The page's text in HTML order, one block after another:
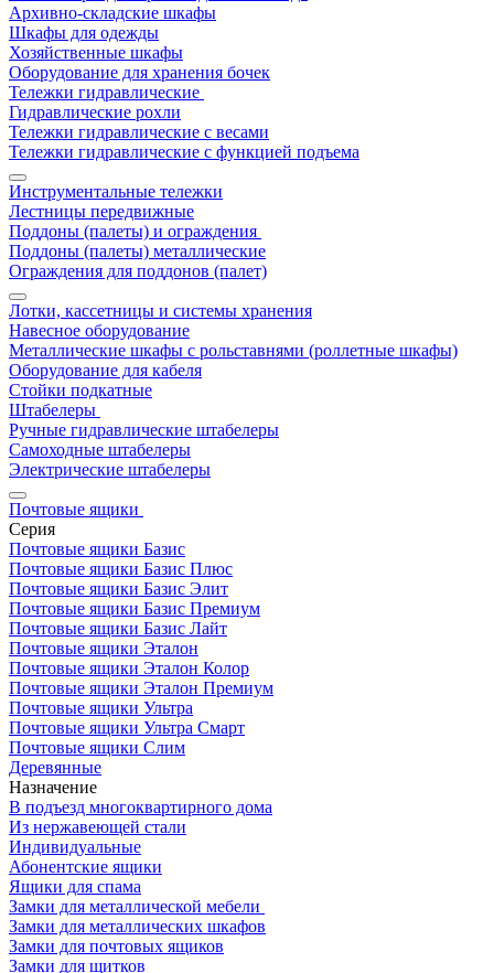
Архивно-складские шкафы
Шкафы для одежды
Хозяйственные шкафы
Оборудование для хранения бочек
Тележки гидравлические
Гидравлические рохли
Тележки гидравлические с весами
Тележки гидравлические с функцией подъема
Инструментальные тележки
Лестницы передвижные
Поддоны (палеты) и ограждения
Поддоны (палеты) металлические
Ограждения для поддонов (палет)
Лотки, кассетницы и системы хранения
Навесное оборудование
Металлические шкафы с рольставнями (роллетные шкафы)
Оборудование для кабеля
Стойки подкатные
Штабелеры
Ручные гидравлические штабелеры
Самоходные штабелеры
Электрические штабелеры
Почтовые ящики
Серия
Почтовые ящики Базис
Почтовые ящики Базис Плюс
Почтовые ящики Базис Элит
Почтовые ящики Базис Премиум
Почтовые ящики Базис Лайт
Почтовые ящики Эталон
Почтовые ящики Эталон Колор
Почтовые ящики Эталон Премиум
Почтовые ящики Ультра
Почтовые ящики Ультра Смарт
Почтовые ящики Слим
Деревянные
Назначение
В подъезд многоквартирного дома
Из нержавеющей стали
Индивидуальные
Абонентские ящики
Ящики для спама
Замки для металлической мебели
Замки для металлических шкафов
Замки для почтовых ящиков
Замки для щитков